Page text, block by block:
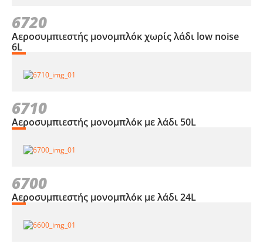
6720
Αεροσυμπιεστής μονομπλόκ χωρίς λάδι low noise
6L
6710
Αεροσυμπιεστής μονομπλόκ με λάδι 50L
6700
Αεροσυμπιεστής μονομπλόκ με λάδι 24L